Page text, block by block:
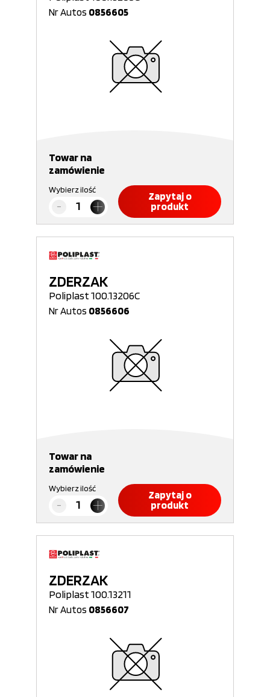
Nr Autos 0856605
Towar na
zamówienie
Wybierz ilość
Zapytaj o
produkt
ZDERZAK
Poliplast 100.13206C
Nr Autos 0856606
Towar na
zamówienie
Wybierz ilość
Zapytaj o
produkt
ZDERZAK
Poliplast 100.13211
Nr Autos 0856607